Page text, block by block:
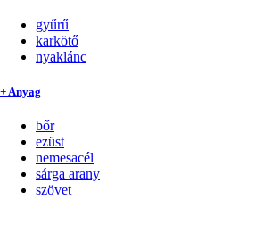
gyűrű
karkötő
nyaklánc
+ Anyag
bőr
ezüst
nemesacél
sárga arany
szövet